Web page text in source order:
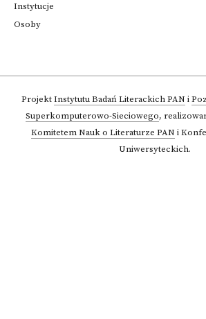
Instytucje
Osoby
ProjektInstytutu Badań Literackich PAN i
Superkomputerowo-Sieciowego,
Komitetem Nauk o Literaturze PAN i
Uniwersyteckich.